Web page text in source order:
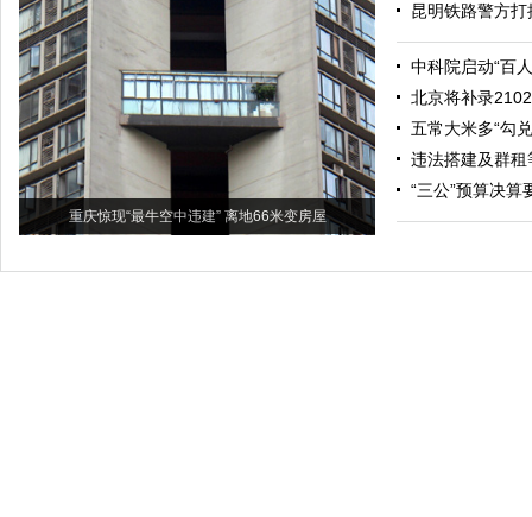
重庆惊现“最牛空中违建” 离地66米变房屋
昆明铁路警方
中科院启动“百
北京将补录
五常大米多“勾
违法搭建及群
“三公”预算决算